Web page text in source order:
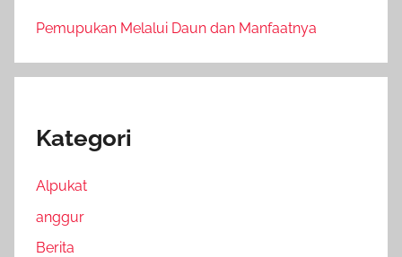
Pemupukan Melalui Daun dan Manfaatnya
Kategori
Alpukat
anggur
Berita